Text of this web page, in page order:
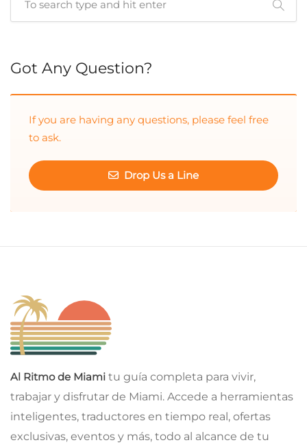
Got Any Question?
If you are having any questions, please feel free
to ask.
Drop Us a Line
Al Ritmo de Miami tu guía completa para vivir,
trabajar y disfrutar de Miami. Accede a herramientas
inteligentes, traductores en tiempo real, ofertas
exclusivas, eventos y más, todo al alcance de tu